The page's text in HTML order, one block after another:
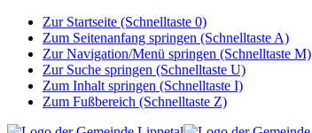
Zur Startseite (Schnelltaste 0)
Zum Seitenanfang springen (Schnelltaste A)
Zur Navigation/Menü springen (Schnelltaste M)
Zur Suche springen (Schnelltaste U)
Zum Inhalt springen (Schnelltaste I)
Zum Fußbereich (Schnelltaste Z)